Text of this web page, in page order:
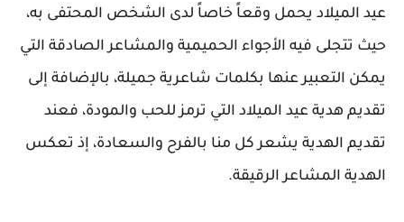
عيد الميلاد يحمل وقعاً خاصاً لدى الشخص المحتفى به،
حيث تتجلى فيه الأجواء الحميمية والمشاعر الصادقة التي
يمكن التعبير عنها بكلمات شاعرية جميلة، بالإضافة إلى
تقديم هدية عيد الميلاد التي ترمز للحب والمودة، فعند
تقديم الهدية يشعر كل منا بالفرح والسعادة، إذ تعكس
الهدية المشاعر الرقيقة.